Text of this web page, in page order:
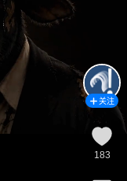
关注
183